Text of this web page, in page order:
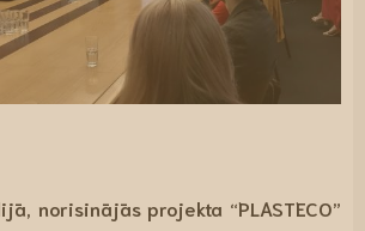
norisinājās projekta “PLASTECO”